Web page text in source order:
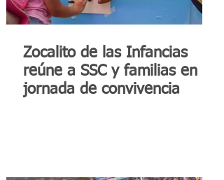
Zocalito de las Infancias
reúne a SSC y familias en
jornada de convivencia